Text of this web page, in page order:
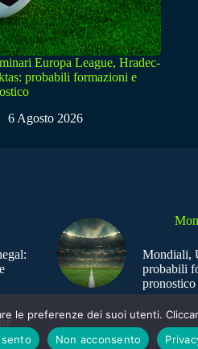
Europa League, Hradec-
probabili formazioni e
6 Agosto 2026
Mondiali,
probabili
pronostico
le preferenze dei suoi utenti.
Non acconsento